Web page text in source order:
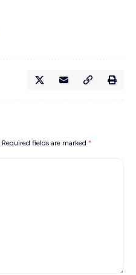
Required fields are marked *